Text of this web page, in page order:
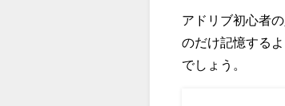
アドリブ初心者
のだけ記憶する
でしょう。